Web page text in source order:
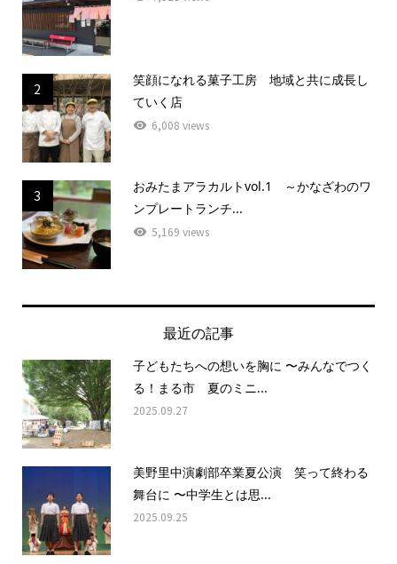
2
笑顔になれる菓子工房 地域と共に成長し
ていく店
6,008 views
3
おみたまアラカルトvol.1 ～かなざわのワ
ンプレートランチ...
5,169 views
最近の記事
子どもたちへの想いを胸に 〜みんなでつく
る！まる市 夏のミニ...
2025.09.27
美野里中演劇部卒業夏公演 笑って終わる
舞台に 〜中学生とは思...
2025.09.25